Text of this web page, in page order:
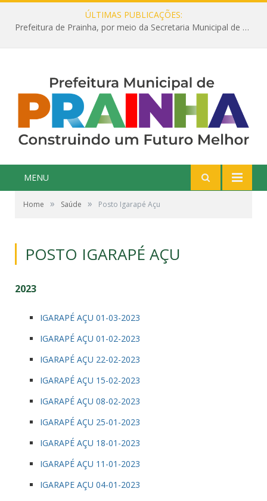
ÚLTIMAS PUBLICAÇÕES:
Prefeitura de Prainha, por meio da Secretaria Municipal de Educação, abre 354 vagas na área da Educação para 2025 com processo seletivo simplificado
MENU
Home » Saúde » Posto Igarapé Açu
POSTO IGARAPÉ AÇU
2023
IGARAPÉ AÇU 01-03-2023
IGARAPÉ AÇU 01-02-2023
IGARAPÉ AÇU 22-02-2023
IGARAPÉ AÇU 15-02-2023
IGARAPÉ AÇU 08-02-2023
IGARAPÉ AÇU 25-01-2023
IGARAPÉ AÇU 18-01-2023
IGARAPÉ AÇU 11-01-2023
IGARAPE AÇU 04-01-2023